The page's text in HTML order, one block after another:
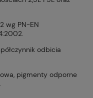
wg PN-EN
odbicia
pigmenty odporne